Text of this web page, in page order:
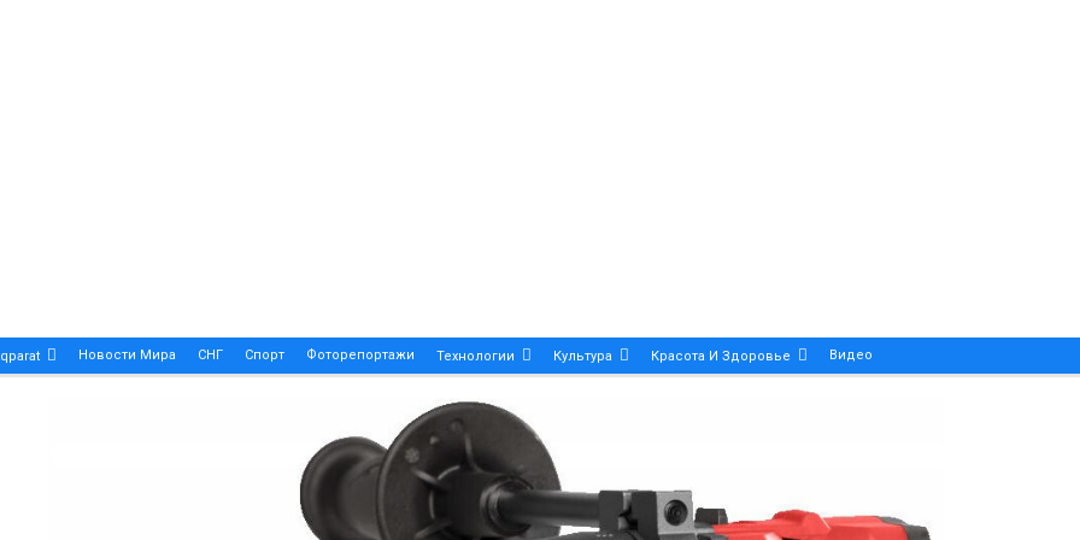
Новости Мира СНГ Спорт Фоторепортажи Технологии Культура Красота И Здоровье Видео
Patek Philippe Calatrava DATE – A True Symbol Of Elegance And Precision